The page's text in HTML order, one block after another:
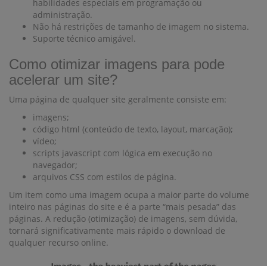
habilidades especiais em programação ou
administração.
Não há restrições de tamanho de imagem no sistema.
Suporte técnico amigável.
Como otimizar imagens para pode
acelerar um site?
Uma página de qualquer site geralmente consiste em:
imagens;
código html (conteúdo de texto, layout, marcação);
vídeo;
scripts javascript com lógica em execução no
navegador;
arquivos CSS com estilos de página.
Um item como uma imagem ocupa a maior parte do volume
inteiro nas páginas do site e é a parte “mais pesada” das
páginas. A redução (otimização) de imagens, sem dúvida,
tornará significativamente mais rápido o download de
qualquer recurso online.